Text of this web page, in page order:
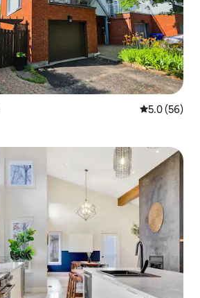
レビュー56
5.0 (56)